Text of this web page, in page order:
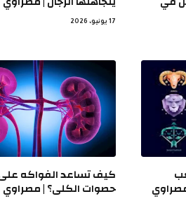
17 يونيو، 2026
كيف تساعد الفواكه
حصوات الكلى؟ | مصراوي